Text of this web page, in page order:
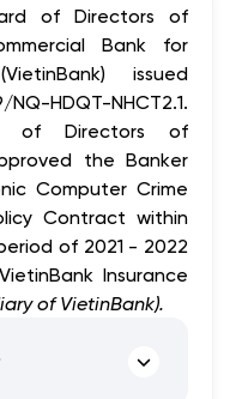
of Directors of
Bank for
issued
NHCT2.1.
of Directors of
the Banker
Computer Crime
Contract within
of 2021 - 2022
Insurance
of VietinBank).